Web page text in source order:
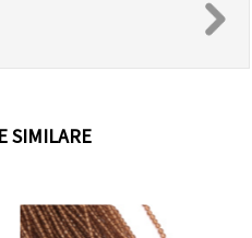
SIMILARE